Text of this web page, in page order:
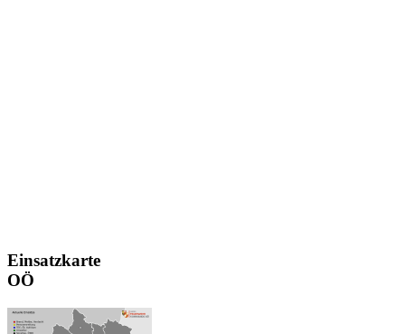
Einsatzkarte
OÖ